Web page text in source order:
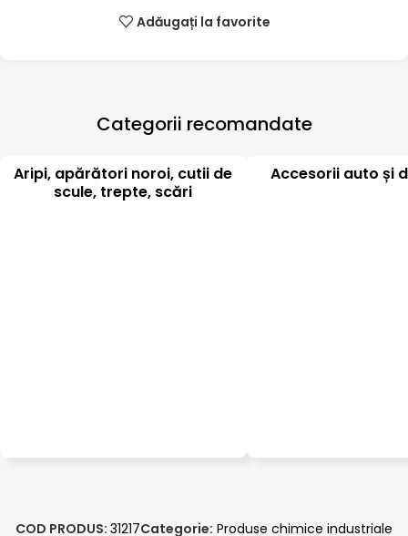
Adăugați la favorite
Categorii recomandate
Aripi, apărători noroi, cutii de
scule, trepte, scări
Accesorii auto și
COD PRODUS: 31217Categorie: Produse chimice industriale